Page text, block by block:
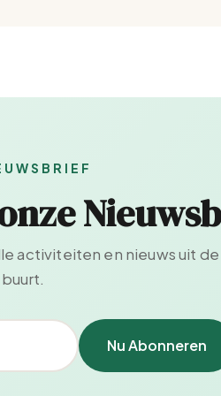
activiteiten en nieuws uit de
buurt.
Nu Abonneren